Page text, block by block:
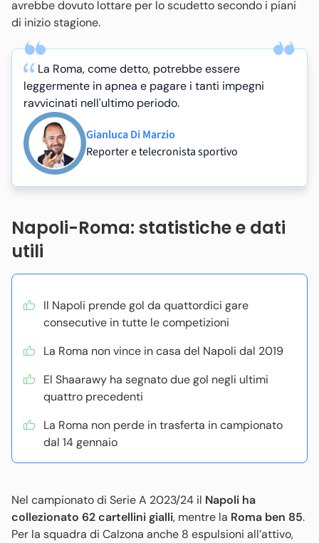
avrebbe dovuto lottare per lo scudetto secondo i piani
di inizio stagione.
Gianluca Di Marzio
Reporter e telecronista sportivo
La Roma, come detto, potrebbe essere
leggermente in apnea e pagare i tanti impegni
ravvicinati nell'ultimo periodo.
Napoli-Roma: statistiche e dati
utili
Il Napoli prende gol da quattordici gare
consecutive in tutte le competizioni
La Roma non vince in casa del Napoli dal 2019
El Shaarawy ha segnato due gol negli ultimi
quattro precedenti
La Roma non perde in trasferta in campionato
dal 14 gennaio
Nel campionato di Serie A 2023/24 il Napoli ha
collezionato 62 cartellini gialli, mentre la Roma ben 85.
Per la squadra di Calzona anche 8 espulsioni all’attivo,